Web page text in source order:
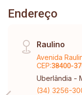
Endereço
Raulino
Avenida
CEP:38400-
Uberlândia -
(34) 3256-